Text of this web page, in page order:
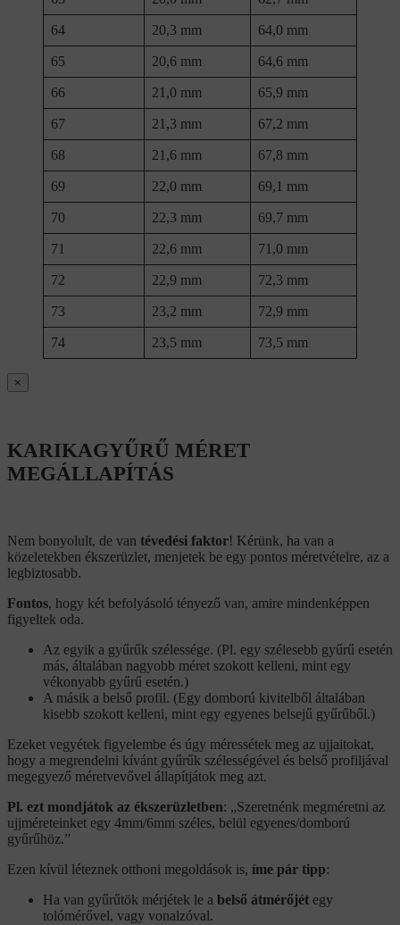
64 20,3 mm 64,0 mm
65 20,6 mm 64,6 mm
66 21,0 mm 65,9 mm
67 21,3 mm 67,2 mm
68 21,6 mm 67,8 mm
69 22,0 mm 69,1 mm
70 22,3 mm 69,7 mm
71 22,6 mm 71,0 mm
72 22,9 mm 72,3 mm
73 23,2 mm 72,9 mm
74 23,5 mm 73,5 mm
×
KARIKAGYŰRŰ MÉRET
MEGÁLLAPÍTÁS
Nem bonyolult, de van tévedési faktor! Kérünk, ha van a
közeletekben ékszerüzlet, menjetek be egy pontos méretvételre, az a
legbiztosabb.
Fontos, hogy két befolyásoló tényező van, amire mindenképpen
figyeltek oda.
Az egyik a gyűrűk szélessége. (Pl. egy szélesebb gyűrű esetén
más, általában nagyobb méret szokott kelleni, mint egy
vékonyabb gyűrű esetén.)
A másik a belső profil. (Egy domború kivitelből általában
kisebb szokott kelleni, mint egy egyenes belsejű gyűrűből.)
Ezeket vegyétek figyelembe és úgy méressétek meg az ujjaitokat,
hogy a megrendelni kívánt gyűrűk szélességével és belső profiljával
megegyező méretvevővel állapítjátok meg azt.
Pl. ezt mondjátok az ékszerüzletben: „Szeretnénk megméretni az
ujjméreteinket egy 4mm/6mm széles, belül egyenes/domború
gyűrűhöz.”
Ezen kívül léteznek otthoni megoldások is, íme pár tipp:
Ha van gyűrűtök mérjétek le a belső átmérőjét egy
tolómérővel, vagy vonalzóval.